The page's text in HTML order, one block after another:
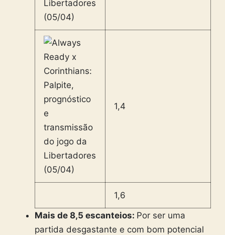
1,4
1,6
Mais de 8,5 escanteios: Por ser uma
partida desgastante e com bom potencial